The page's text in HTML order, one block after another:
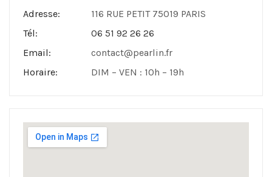
Adresse:
116 RUE PETIT 75019 PARIS
Tél:
06 51 92 26 26
Email:
contact@pearlin.fr
Horaire:
DIM – VEN : 10h – 19h